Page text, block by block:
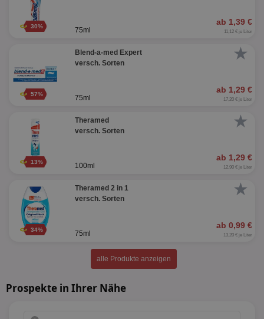
30% ab 1,39 €
75ml 11,12 € je Liter
★
57%
Blend-a-med Expert
versch. Sorten
ab 1,29 €
75ml 17,20 € je Liter
★
13%
Theramed
versch. Sorten
ab 1,29 €
100ml 12,90 € je Liter
★
34%
Theramed 2 in 1
versch. Sorten
ab 0,99 €
75ml 13,20 € je Liter
alle Produkte anzeigen
Prospekte in Ihrer Nähe